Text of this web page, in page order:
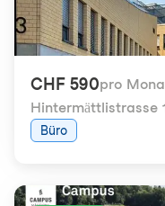
CHF 590pro
Hintermättlistrasse
Büro